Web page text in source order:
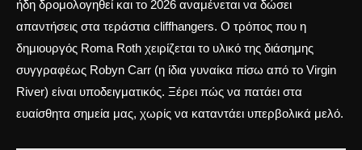
ήδη δρομολογηθεί και το 2026 αναμένεται να δώσει
απαντήσεις στα τεράστια cliffhangers. Ο τρόπος που η
δημιουργός Roma Roth χειρίζεται το υλικό της διάσημης
συγγραφέως Robyn Carr (η ίδια γυναίκα πίσω από το Virgin
River) είναι υποδειγματικός. Ξέρει πώς να πατάει στα
ευαίσθητα σημεία μας, χωρίς να καταντάει υπερβολικά μελό.